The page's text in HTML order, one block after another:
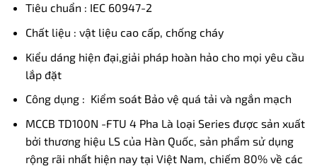
Tiêu chuẩn : IEC 60947-2
Chất liệu : vật liệu cao cấp, chống cháy
Kiểu dáng hiện đại,giải pháp hoàn hảo cho mọi yêu cầu
lắp đặt
Công dụng : Kiểm soát Bảo vệ quá tải và ngắn mạch
MCCB TD100N -FTU 4 Pha Là loại Series được sản xuất
bởi thương hiệu LS của Hàn Quốc, sản phẩm sử dụng
rộng rãi nhất hiện nay tại Việt Nam, chiếm 80% về các